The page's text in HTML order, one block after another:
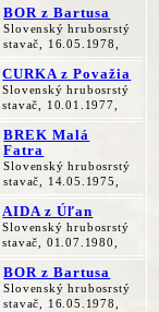
BOR z Bartusa
Slovenský hrubosrstý
stavač, 16.05.1978,
CURKA z Považia
Slovenský hrubosrstý
stavač, 10.01.1977,
BREK Malá
Fatra
Slovenský hrubosrstý
stavač, 14.05.1975,
AIDA z Úľan
Slovenský hrubosrstý
stavač, 01.07.1980,
BOR z Bartusa
Slovenský hrubosrstý
stavač, 16.05.1978,